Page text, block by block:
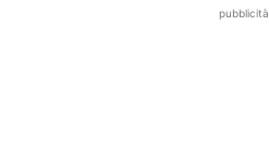
pubblicità